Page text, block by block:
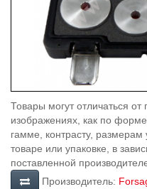
Товары могут отличаться от
изображениях, как по
гамме, контрасту,
товаре или упаковке, в
поставленной
Производитель: